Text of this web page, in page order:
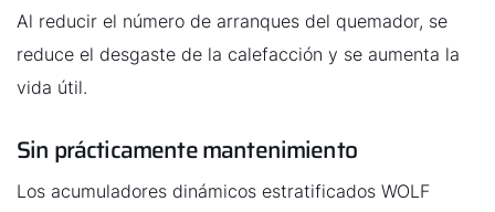
Al reducir el número de arranques del quemador, se
reduce el desgaste de la calefacción y se aumenta la
vida útil.
Sin prácticamente mantenimiento
Los acumuladores dinámicos estratificados WOLF